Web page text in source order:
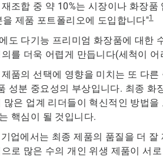
조합 중 약 10%는 시장이나 화장
제품 포트폴리오에 도입합니다"1
도 다기능 프리미엄 화장품에 대한
를 더욱 어렵게 만듭니다(세척이
품의 선택에 영향을 미치는 또 다
성분 중요성의 부상입니다. 최종
많은 업계 리더들이 혁신적인 방법
핵심이 될 것입니다.
업에서는 최종 제품의 품질을 더
로 많은 수의 개인 위생 제품이 서